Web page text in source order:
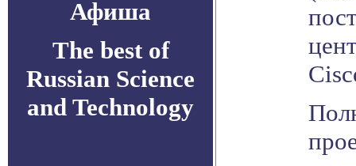
Афиша
The best of
Russian Science
and Technology